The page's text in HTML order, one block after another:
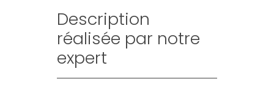
Description
réalisée par notre
expert